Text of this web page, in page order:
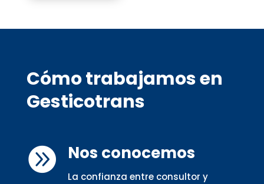
Cómo trabajamos en
Gesticotrans
 Nos conocemos
La confianza entre consultor y